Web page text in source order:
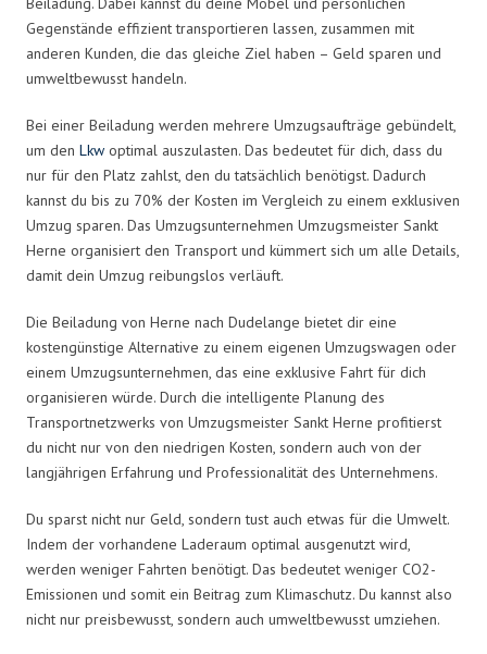
Gegenstände effizient transportieren lassen, zusammen mit
anderen Kunden, die das gleiche Ziel haben – Geld sparen und
umweltbewusst handeln.
Bei einer Beiladung werden mehrere Umzugsaufträge gebündelt,
um den Lkw optimal auszulasten. Das bedeutet für dich, dass du
nur für den Platz zahlst, den du tatsächlich benötigst. Dadurch
kannst du bis zu 70% der Kosten im Vergleich zu einem exklusiven
Umzug sparen. Das Umzugsunternehmen Umzugsmeister Sankt
Herne organisiert den Transport und kümmert sich um alle Details,
damit dein Umzug reibungslos verläuft.
Die Beiladung von Herne nach Dudelange bietet dir eine
kostengünstige Alternative zu einem eigenen Umzugswagen oder
einem Umzugsunternehmen, das eine exklusive Fahrt für dich
organisieren würde. Durch die intelligente Planung des
Transportnetzwerks von Umzugsmeister Sankt Herne profitierst
du nicht nur von den niedrigen Kosten, sondern auch von der
langjährigen Erfahrung und Professionalität des Unternehmens.
Du sparst nicht nur Geld, sondern tust auch etwas für die Umwelt.
Indem der vorhandene Laderaum optimal ausgenutzt wird,
werden weniger Fahrten benötigt. Das bedeutet weniger CO2-
Emissionen und somit ein Beitrag zum Klimaschutz. Du kannst also
nicht nur preisbewusst, sondern auch umweltbewusst umziehen.